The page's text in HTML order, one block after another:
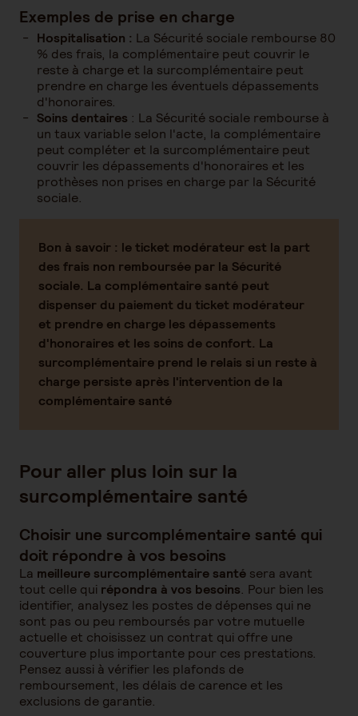
Exemples de prise en charge
Hospitalisation : La Sécurité sociale rembourse 80
% des frais, la complémentaire peut couvrir le
reste à charge et la surcomplémentaire peut
prendre en charge les éventuels dépassements
d'honoraires.
Soins dentaires : La Sécurité sociale rembourse à
un taux variable selon l'acte, la complémentaire
peut compléter et la surcomplémentaire peut
couvrir les dépassements d'honoraires et les
prothèses non prises en charge par la Sécurité
sociale.
Bon à savoir : le ticket modérateur est la part
des frais non remboursée par la Sécurité
sociale. La complémentaire santé peut
dispenser du paiement du ticket modérateur
et prendre en charge les dépassements
d'honoraires et les soins de confort. La
surcomplémentaire prend le relais si un reste à
charge persiste après l'intervention de la
complémentaire santé
Pour aller plus loin sur la
surcomplémentaire santé
Choisir une surcomplémentaire santé qui
doit répondre à vos besoins
La meilleure surcomplémentaire santé sera avant
tout celle qui répondra à vos besoins. Pour bien les
identifier, analysez les postes de dépenses qui ne
sont pas ou peu remboursés par votre mutuelle
actuelle et choisissez un contrat qui offre une
couverture plus importante pour ces prestations.
Pensez aussi à vérifier les plafonds de
remboursement, les délais de carence et les
exclusions de garantie.